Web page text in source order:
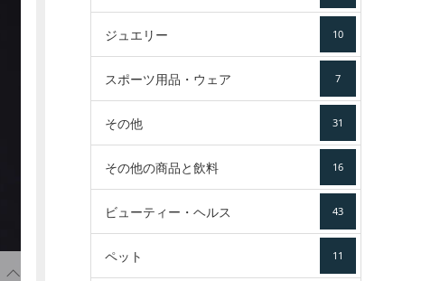
ジュエリー 10
スポーツ用品・ウェア 7
その他 31
その他の商品と飲料 16
ビューティー・ヘルス 43
ペット 11